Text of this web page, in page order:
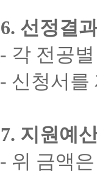
6. 선정결
- 각 전공별
- 신청서를
7. 지원예
- 위 금액